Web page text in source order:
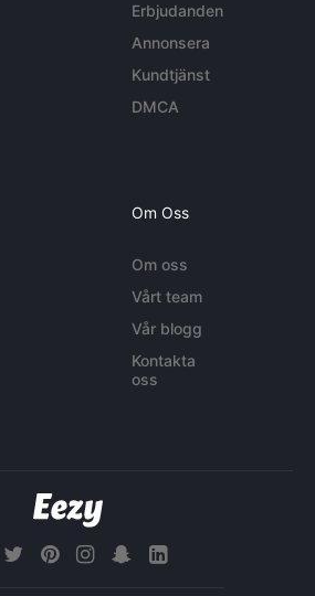
Erbjudanden
Annonsera
Kundtjänst
DMCA
Om Oss
Om oss
Vårt team
Vår blogg
Kontakta
oss